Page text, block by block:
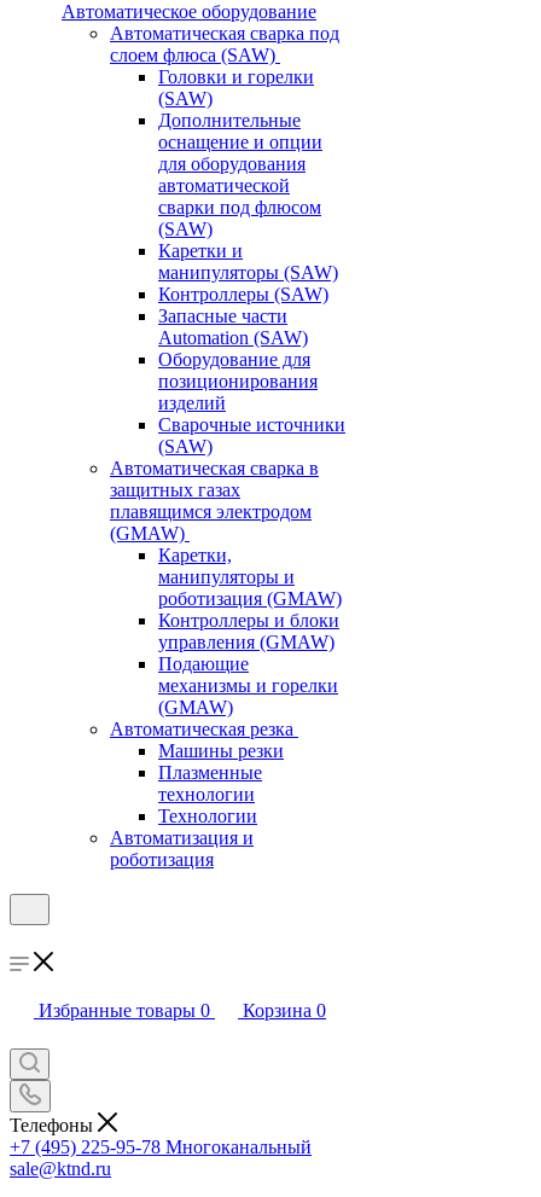
Автоматическое оборудование
Автоматическая сварка под
слоем флюса (SAW)
Головки и горелки
(SAW)
Дополнительные
оснащение и опции
для оборудования
автоматической
сварки под флюсом
(SAW)
Каретки и
манипуляторы (SAW)
Контроллеры (SAW)
Запасные части
Automation (SAW)
Оборудование для
позиционирования
изделий
Сварочные источники
(SAW)
Автоматическая сварка в
защитных газах
плавящимся электродом
(GMAW)
Каретки,
манипуляторы и
роботизация (GMAW)
Контроллеры и блоки
управления (GMAW)
Подающие
механизмы и горелки
(GMAW)
Автоматическая резка
Машины резки
Плазменные
технологии
Технологии
Автоматизация и
роботизация
Избранные товары 0 Корзина 0
Телефоны
+7 (495) 225-95-78 Многоканальный
sale@ktnd.ru